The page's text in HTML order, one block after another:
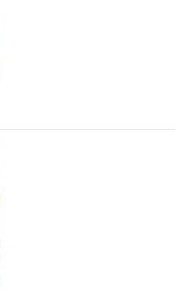
Lihuang Footwear
году и расположенная в
является
компанией,
производство и…
- новый раздел и
локальных
решил обновить
локальных
обуви и аксессуаров.